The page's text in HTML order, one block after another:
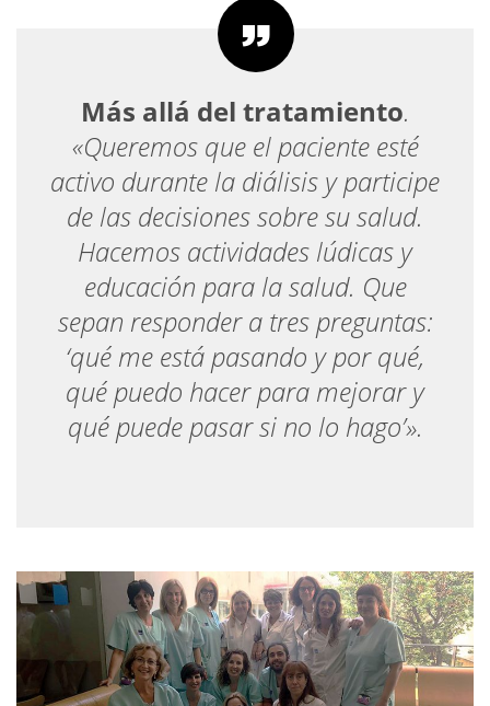
Más allá del tratamiento.
«Queremos que el paciente esté
activo durante la diálisis y participe
de las decisiones sobre su salud.
Hacemos actividades lúdicas y
educación para la salud. Que
sepan responder a tres preguntas:
‘qué me está pasando y por qué,
qué puedo hacer para mejorar y
qué puede pasar si no lo hago’».